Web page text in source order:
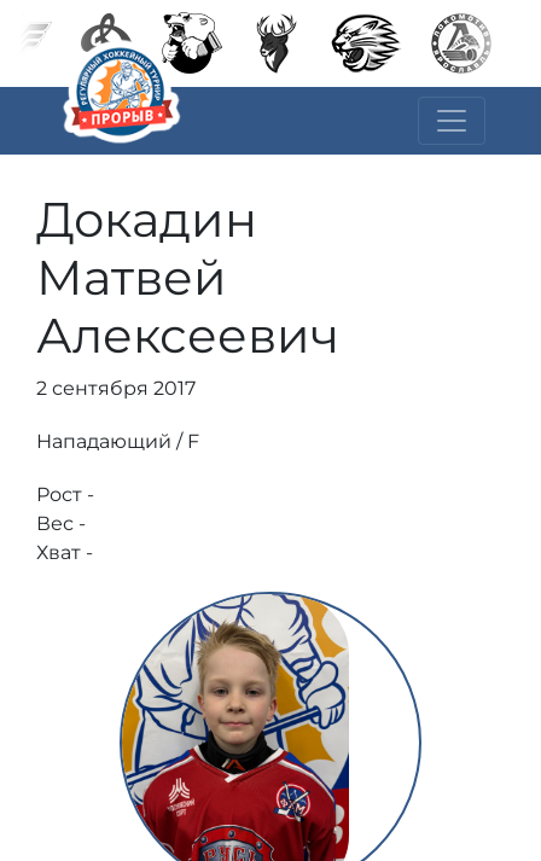
Докадин
Матвей
Алексеевич
2 сентября 2017
Нападающий / F
Рост -
Вес -
Хват -